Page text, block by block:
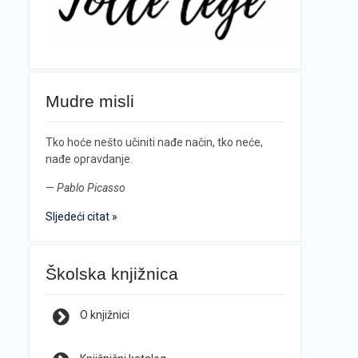
Mudre misli
Tko hoće nešto učiniti nađe način, tko neće,
nađe opravdanje.
— Pablo Picasso
Sljedeći citat »
Školska knjižnica
O knjižnici